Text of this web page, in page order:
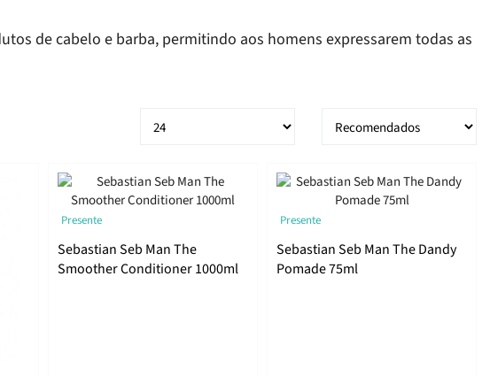
de cabelo e barba, permitindo aos homens expressarem todas as
Presente
Sebastian Seb Man The
Smoother Conditioner 1000ml
Presente
Sebastian Seb Man The Dandy
Pomade 75ml